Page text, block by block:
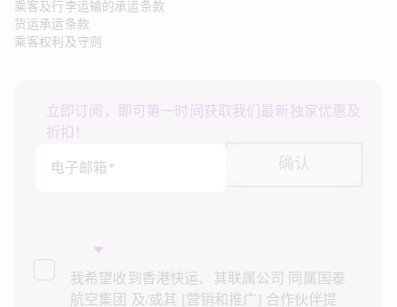
乘客及行李运输的承运条款
货运承运条款
乘客权利及守则
立即订阅，即可第一时间获取我们最新独家优惠及
折扣！
电子邮箱*
确认
我希望收到香港快运、其联属公司 同属国泰
航空集团 及/或其 [营销和推广] 合作伙伴提